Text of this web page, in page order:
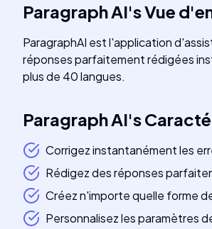
Paragraph AI'sVue
ParagraphAI est l'application
réponses parfaitement rédigées
plus de 40 langues.
Paragraph AI's
Corrigez instantanément les
Rédigez des réponses
Créez n'importe quelle forme
Personnalisez les paramètres